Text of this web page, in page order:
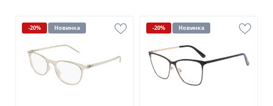
-20% Новинка -20% Новинка